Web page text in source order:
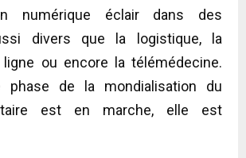
numérique éclair dans des
divers que la logistique, la
ou encore la télémédecine.
phase de la mondialisation du
est en marche, elle est